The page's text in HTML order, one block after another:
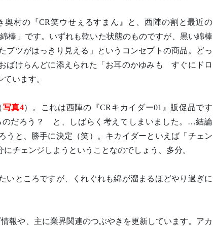
奥村の『CR笑ウせぇるすまん』と、西陣の割と最近の
棒」です。いずれも乾いた状態のものですが、黒い綿棒
ブツがはっきり見える」というコンセプトの商品。どっ
ばけらんどに添えられた「お耳のかゆみも すぐにドロ
います。
写真4）。これは西陣の『CRキカイダー01』販促品です
だろう？ と、しばらく考えてしまいました。…結論
うと、勝手に決定（笑）。キカイダーといえば「チェン
チェンジしようということなのでしょう、多分。
いところですが、くれぐれも綿が溜まるほどやり過ぎに
報や、主に業界関連のつぶやきを更新しています。アカ